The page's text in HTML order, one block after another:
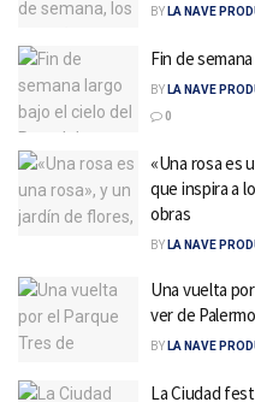
BY LA NAVE
Fin de
BY LA NAVE
0
«Una rosa es
que inspira a
obras
BY LA NAVE
Una vuelta
ver de Palermo
BY LA NAVE
La Ciudad